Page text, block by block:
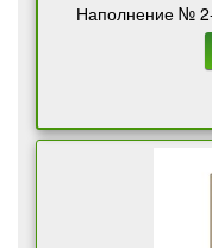
Наполнение №